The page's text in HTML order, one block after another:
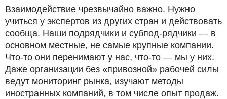
Взаимодействие чрезвычайно важно. Нужно
учиться у экспертов из других стран и действовать
сообща. Наши подрядчики и субпод-рядчики — в
основном местные, не самые крупные компании.
Что-то они перенимают у нас, что-то — мы у них.
Даже организации без «привозной» рабочей силы
ведут мониторинг рынка, изучают методы
иностранных компаний, в том числе опыт продаж.